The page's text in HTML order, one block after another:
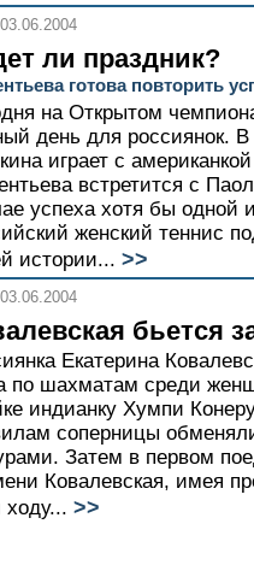
03.06.2004
ли праздник?
готова повторить
на Открытом
день для россиянок.
играет с
встретится с
успеха хотя бы одной
женский теннис
истории... >>
03.06.2004
бьется
Екатерина
по шахматам среди
индианку Хумпи
соперницы
Затем в первом
Ковалевская, имея
>>